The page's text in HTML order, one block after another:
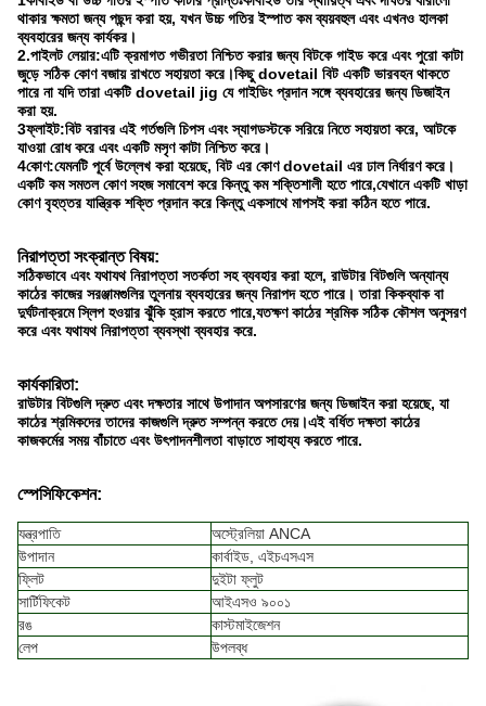
থাকার ক্ষমতা জন্য পছন্দ করা হয়, যখন উচ্চ গতির ইস্পাত কম ব্যয়বহুল এবং এখনও হালকা
ব্যবহারের জন্য কার্যকর।
2.পাইলট লেয়ার:এটি ক্রমাগত গভীরতা নিশ্চিত করার জন্য বিটকে গাইড করে এবং পুরো কাটা
জুড়ে সঠিক কোণ বজায় রাখতে সহায়তা করে।কিছু dovetail বিট একটি ভারবহন থাকতে
পারে না যদি তারা একটি dovetail jig যে গাইডিং প্রদান সঙ্গে ব্যবহারের জন্য ডিজাইন
করা হয়.
3ফ্লাইট:বিট বরাবর এই গর্তগুলি চিপস এবং স্যাগডস্টকে সরিয়ে নিতে সহায়তা করে, আটকে
যাওয়া রোধ করে এবং একটি মসৃণ কাটা নিশ্চিত করে।
4কোণ:যেমনটি পূর্বে উল্লেখ করা হয়েছে, বিট এর কোণ dovetail এর ঢাল নির্ধারণ করে।
একটি কম সমতল কোণ সহজ সমাবেশ করে কিন্তু কম শক্তিশালী হতে পারে,যেখানে একটি খাড়া
কোণ বৃহত্তর যান্ত্রিক শক্তি প্রদান করে কিন্তু একসাথে মাপসই করা কঠিন হতে পারে.
নিরাপত্তা সংক্রান্ত বিষয়:
সঠিকভাবে এবং যথাযথ নিরাপত্তা সতর্কতা সহ ব্যবহার করা হলে, রাউটার বিটগুলি অন্যান্য
কাঠের কাজের সরঞ্জামগুলির তুলনায় ব্যবহারের জন্য নিরাপদ হতে পারে। তারা কিকব্যাক বা
দুর্ঘটনাক্রমে স্লিপ হওয়ার ঝুঁকি হ্রাস করতে পারে,যতক্ষণ কাঠের শ্রমিক সঠিক কৌশল অনুসরণ
করে এবং যথাযথ নিরাপত্তা ব্যবস্থা ব্যবহার করে.
কার্যকারিতা:
রাউটার বিটগুলি দ্রুত এবং দক্ষতার সাথে উপাদান অপসারণের জন্য ডিজাইন করা হয়েছে, যা
কাঠের শ্রমিকদের তাদের কাজগুলি দ্রুত সম্পন্ন করতে দেয়।এই বর্ধিত দক্ষতা কাঠের
কাজকর্মের সময় বাঁচাতে এবং উৎপাদনশীলতা বাড়াতে সাহায্য করতে পারে.
স্পেসিফিকেশন:
যন্ত্রপাতি
অস্ট্রেলিয়া ANCA
উপাদান
কার্বাইড, এইচএসএস
ফ্লিট
দুইটা ফ্লুট
সার্টিফিকেট
আইএসও ৯০০১
রঙ
কাস্টমাইজেশন
লেপ
উপলব্ধ